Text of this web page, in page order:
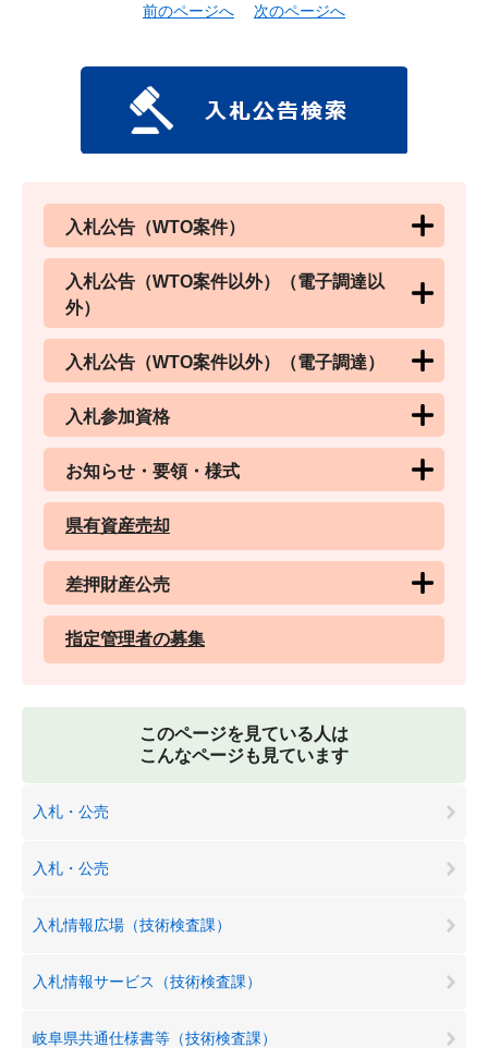
前のページへ 次のページへ
入札公告（WTO案件）
入札公告（WTO案件以外）（電子調達以
外）
入札公告（WTO案件以外）（電子調達）
入札参加資格
お知らせ・要領・様式
県有資産売却
差押財産公売
指定管理者の募集
このページを見ている人は
こんなページも見ています
入札・公売
入札・公売
入札情報広場（技術検査課）
入札情報サービス（技術検査課）
岐阜県共通仕様書等（技術検査課）